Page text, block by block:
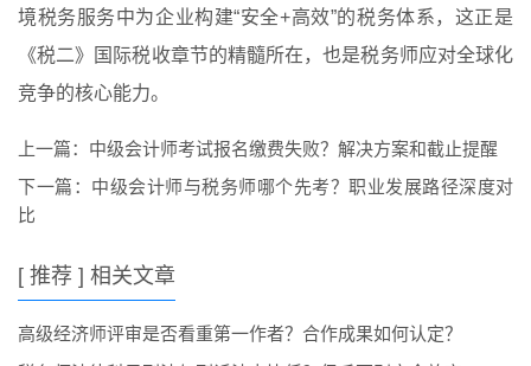
境税务服务中为企业构建“安全+高效”的税务体系，这正是
《税二》国际税收章节的精髓所在，也是税务师应对全球化
竞争的核心能力。
上一篇： 中级会计师考试报名缴费失败？解决方案和截止提醒
下一篇： 中级会计师与税务师哪个先考？职业发展路径深度对
比
[ 推荐 ] 相关文章
高级经济师评审是否看重第一作者？合作成果如何认定？